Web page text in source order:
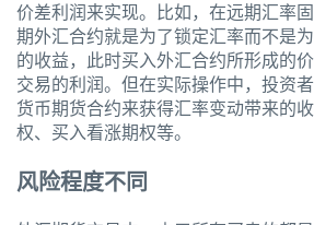
价差利润来实现。比如，在远期汇率
期外汇合约就是为了锁定汇率而不是
的收益，此时买入外汇合约所形成的
交易的利润。但在实际操作中，投资
货币期货合约来获得汇率变动带来的
权、买入看涨期权等。
风险程度不同